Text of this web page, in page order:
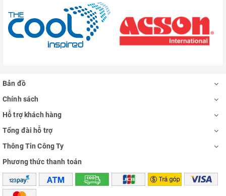
Bản đồ
Chính sách
Hỗ trợ khách hàng
Tổng đài hỗ trợ
Thông Tin Công Ty
Phương thức thanh toán